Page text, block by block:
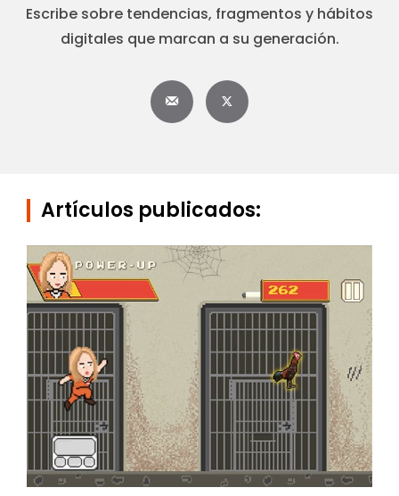
Escribe sobre tendencias, fragmentos y hábitos
digitales que marcan a su generación.
Artículos publicados: